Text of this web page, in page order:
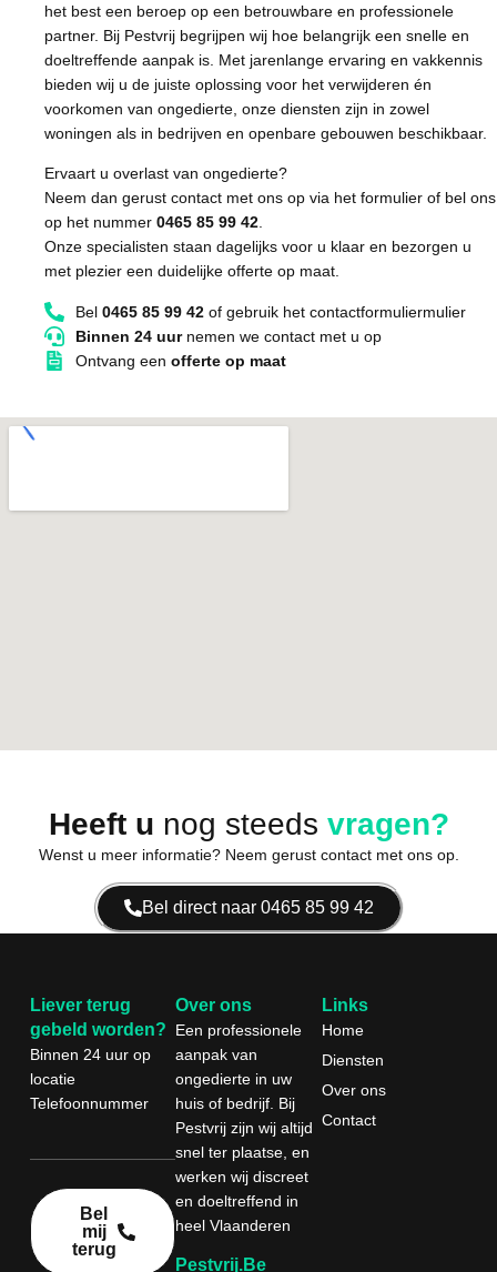
het best een beroep op een betrouwbare en professionele
partner. Bij Pestvrij begrijpen wij hoe belangrijk een snelle en
doeltreffende aanpak is. Met jarenlange ervaring en vakkennis
bieden wij u de juiste oplossing voor het verwijderen én
voorkomen van ongedierte, onze diensten zijn in zowel
woningen als in bedrijven en openbare gebouwen beschikbaar.
Ervaart u overlast van ongedierte?
Neem dan gerust contact met ons op via het formulier of bel ons
op het nummer 0465 85 99 42.
Onze specialisten staan dagelijks voor u klaar en bezorgen u
met plezier een duidelijke offerte op maat.
Bel 0465 85 99 42of gebruik het contactformuliermulier
Binnen 24 uurnemen we contact met u op
Ontvang een offerte op maat
Heeft u nog steeds vragen?
Wenst u meer informatie? Neem gerust contact met ons op.
Bel direct naar 0465 85 99 42
Over ons
Een professionele
aanpak van
ongedierte in uw
huis of bedrijf. Bij
Pestvrij zijn wij altijd
snel ter plaatse, en
werken wij discreet
en doeltreffend in
heel Vlaanderen
Pestvrij.be
Links
Home
Diensten
Over ons
Contact
Liever terug
gebeld worden?
Binnen 24 uurop
locatie
Telefoonnummer
Bel
mij
terug